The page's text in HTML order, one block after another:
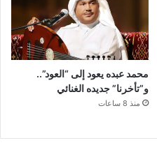
محمد عبده يعود إلى “العود”..
و”تأخرنا” جديده الغنائي
منذ 8 ساعات